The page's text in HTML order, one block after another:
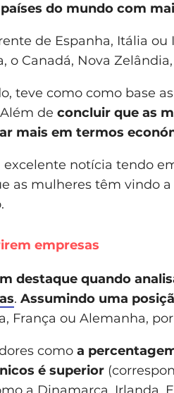
do mundo com
de Espanha, Itália
o Canadá, Nova
teve como como base
de concluir que as
mais em termos
excelente notícia tendo
as mulheres têm vindo
empresas
destaque quando
. Assumindo uma
França ou Alemanha,
como a
é superior